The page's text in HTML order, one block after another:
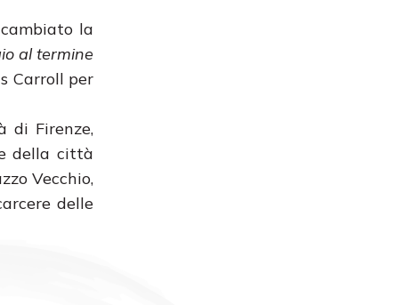
la
al termine
Carroll per
di Firenze,
della città
Vecchio,
delle